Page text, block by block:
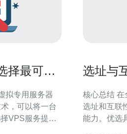
择最可靠
拟专用服务器
，可以将一台
VPS服务提供
选址与
核心总结 在全球化业务中，位于美国的最大规模云资源其
选址和互联
能力。优选